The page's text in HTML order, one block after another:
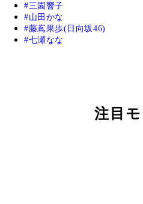
三園響子
山田かな
藤嶌果歩(日向坂46)
七瀬なな
注目